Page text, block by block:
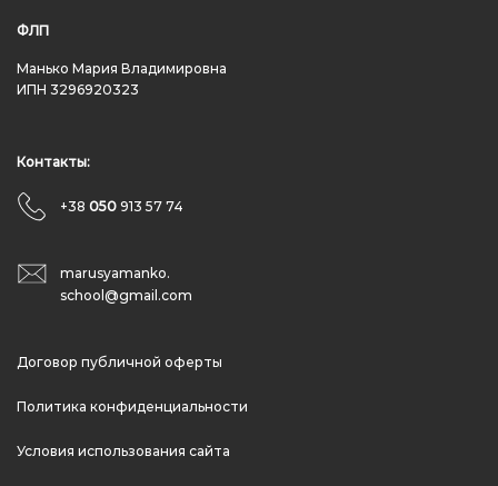
ФЛП
Манько Мария Владимировна
ИПН 3296920323
Контакты:
+38 050 913 57 74
marusyamanko.
school@gmail.com
Договор публичной оферты
Политика конфиденциальности
Условия использования сайта